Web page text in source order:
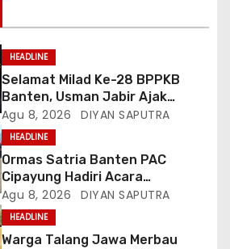
HEADLINE
Selamat Milad Ke-28 BPPKB
Banten, Usman Jabir Ajak
Perkuat Solidaritas Dan
Kebersamaan
Agu 8, 2026 DIYAN SAPUTRA
HEADLINE
Ormas Satria Banten PAC
Cipayung Hadiri Acara
Menjelang HUT Ke-81
Kemerdekaan RI Di Silang Monas
Agu 8, 2026 DIYAN SAPUTRA
HEADLINE
Warga Talang Jawa Merbau